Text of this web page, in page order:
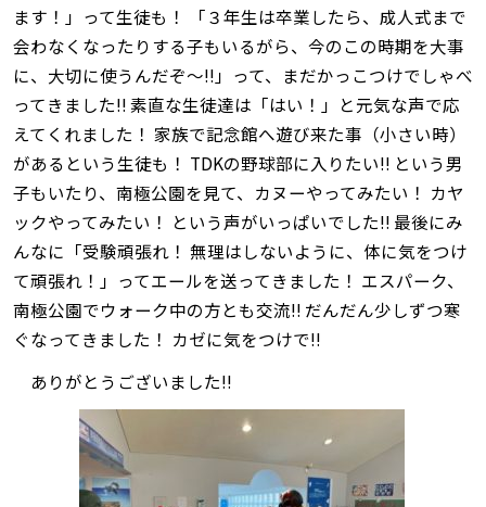
ます！」って生徒も！ 「３年生は卒業したら、成人式まで
会わなくなったりする子もいるがら、今のこの時期を大事
に、大切に使うんだぞ～‼」って、まだかっこつけでしゃべ
ってきました‼ 素直な生徒達は「はい！」と元気な声で応
えてくれました！ 家族で記念館へ遊び来た事（小さい時）
があるという生徒も！ TDKの野球部に入りたい‼ という男
子もいたり、南極公園を見て、カヌーやってみたい！ カヤ
ックやってみたい！ という声がいっぱいでした‼ 最後にみ
んなに「受験頑張れ！ 無理はしないように、体に気をつけ
て頑張れ！」ってエールを送ってきました！ エスパーク、
南極公園でウォーク中の方とも交流‼ だんだん少しずつ寒
ぐなってきました！ カゼに気をつけで‼
ありがとうございました‼